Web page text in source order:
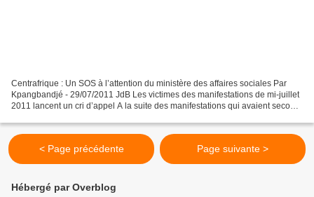
Centrafrique : Un SOS à l’attention du ministère des affaires sociales Par
Kpangbandjé - 29/07/2011 JdB Les victimes des manifestations de mi-juillet
2011 lancent un cri d’appel A la suite des manifestations qui avaient secoué
< Page précédente Page suivante >
Hébergé par Overblog